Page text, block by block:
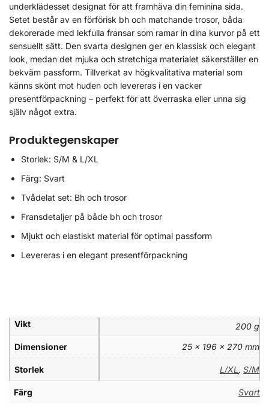
underklädesset designat för att framhäva din feminina sida.
Setet består av en förförisk bh och matchande trosor, båda
dekorerade med lekfulla fransar som ramar in dina kurvor på ett
sensuellt sätt. Den svarta designen ger en klassisk och elegant
look, medan det mjuka och stretchiga materialet säkerställer en
bekväm passform. Tillverkat av högkvalitativa material som
känns skönt mot huden och levereras i en vacker
presentförpackning – perfekt för att överraska eller unna sig
själv något extra.
Produktegenskaper
Storlek: S/M & L/XL
Färg: Svart
Tvådelat set: Bh och trosor
Fransdetaljer på både bh och trosor
Mjukt och elastiskt material för optimal passform
Levereras i en elegant presentförpackning
Vikt
200 g
Dimensioner
25 × 196 × 270 mm
Storlek L/XL, S/M
Färg Svart